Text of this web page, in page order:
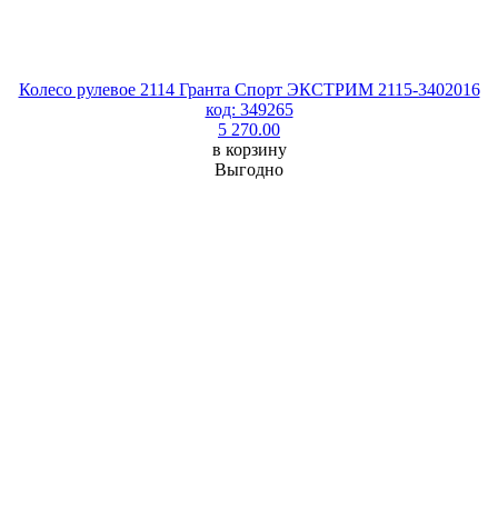
Колесо рулевое 2114 Гранта Спорт ЭКСТРИМ 2115-3402016
код: 349265
5 270.00
в корзину
Выгодно